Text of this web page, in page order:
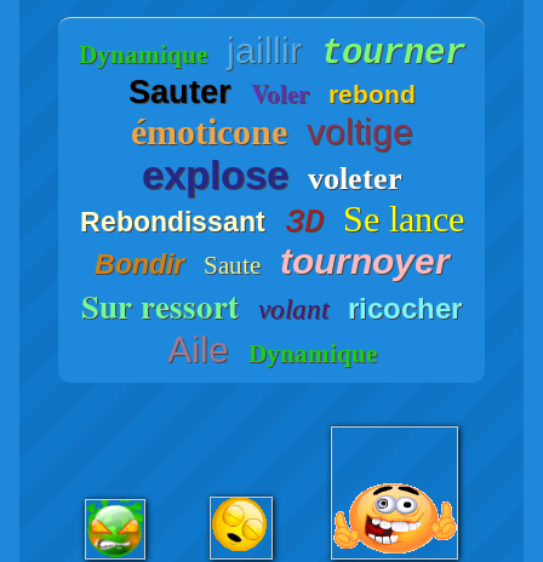
Dynamique jaillir tourner
Sauter Voler rebond
émoticone voltige
explose voleter
Rebondissant 3D Se lance
Bondir Saute tournoyer
Sur ressort volant ricocher
Aile Dynamique